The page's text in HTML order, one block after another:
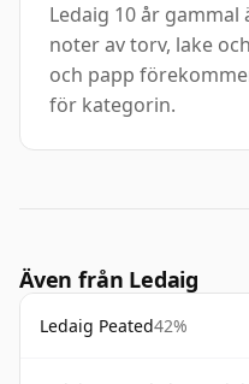
Ledaig 10 år
noter av torv, lake
och papp
för kategorin.
Även från Ledaig
Ledaig Peated42%